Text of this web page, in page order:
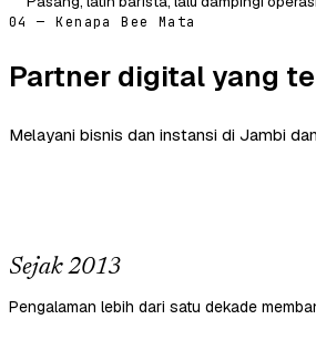
04 — Kenapa Bee Mata
Partner digital yang
Melayani bisnis dan instansi di Jambi
Sejak 2013
Pengalaman lebih dari satu dekade